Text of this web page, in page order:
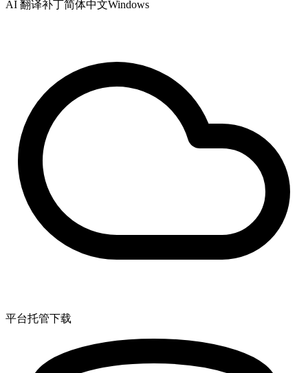
AI 翻译补丁简体中文Windows
平台托管下载